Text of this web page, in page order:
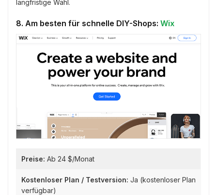
langfristige Wahl.
8. Am besten für schnelle DIY-Shops: Wix
Preise: Ab 24 $/Monat
Kostenloser Plan / Testversion: Ja (kostenloser Plan
verfügbar)